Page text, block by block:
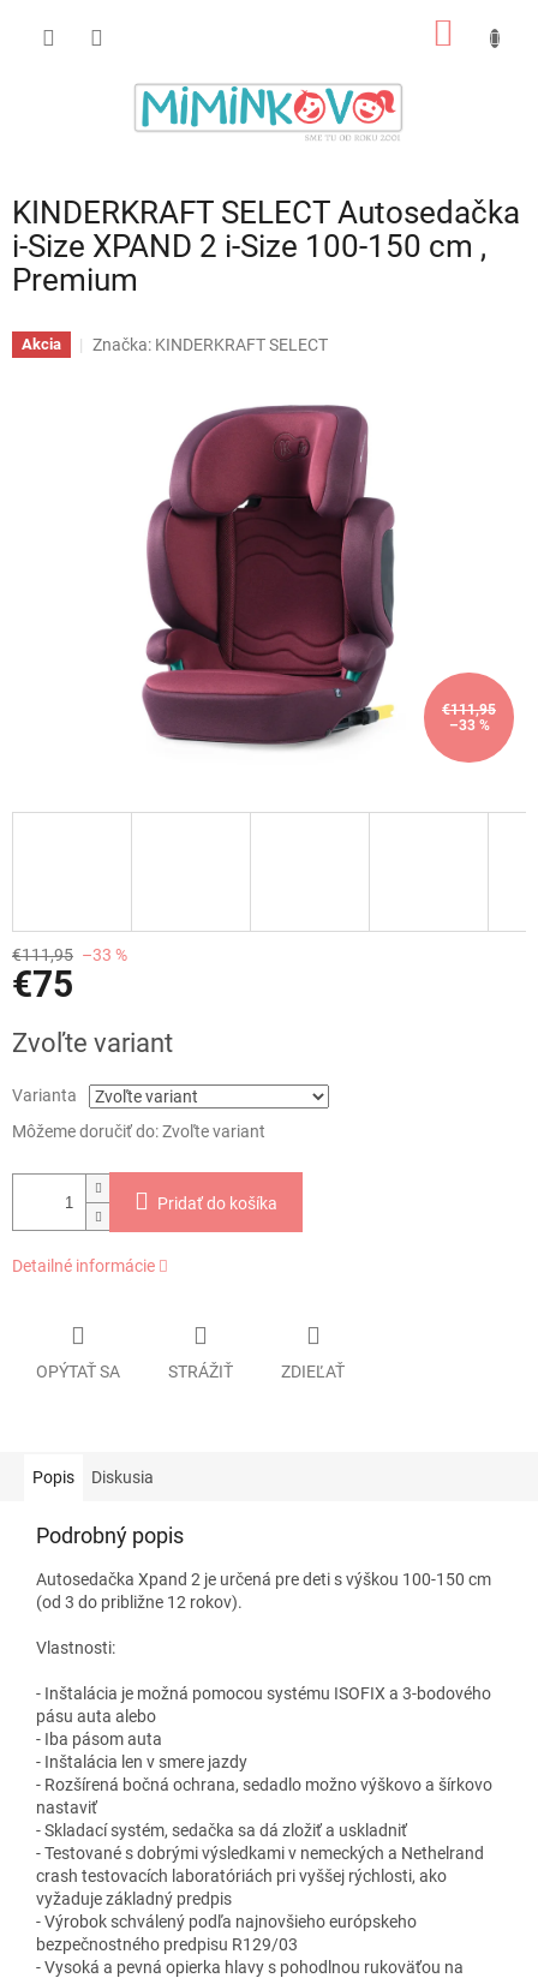
KINDERKRAFT SELECT Autosedačka
i-Size XPAND 2 i-Size 100-150 cm ,
Premium
Akcia Značka: KINDERKRAFT SELECT
€111,95
–33 %
€111,95 –33 %
€75
cena:
Zvoľte variant
Varianta
Môžeme doručiť do:Zvoľte variant
Pridať do košíka
Detailné informácie
OPÝTAŤ SA STRÁŽIŤ ZDIEĽAŤ
Popis Diskusia
Podrobný popis
Autosedačka Xpand 2 je určená pre deti s výškou 100-150 cm
(od 3 do približne 12 rokov).
Vlastnosti:
- Inštalácia je možná pomocou systému ISOFIX a 3-bodového
pásu auta alebo
- Iba pásom auta
- Inštalácia len v smere jazdy
- Rozšírená bočná ochrana, sedadlo možno výškovo a šírkovo
nastaviť
- Skladací systém, sedačka sa dá zložiť a uskladniť
- Testované s dobrými výsledkami v nemeckých a Nethelrand
crash testovacích laboratóriách pri vyššej rýchlosti, ako
vyžaduje základný predpis
- Výrobok schválený podľa najnovšieho európskeho
bezpečnostného predpisu R129/03
- Vysoká a pevná opierka hlavy s pohodlnou rukoväťou na